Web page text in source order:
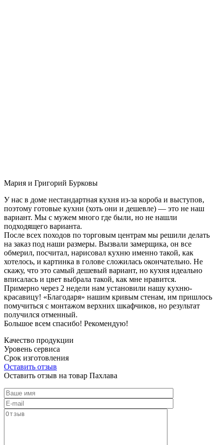
Мария и Григорий Бурковы
У нас в доме нестандартная кухня из-за короба и выступов,
поэтому готовые кухни (хоть они и дешевле) — это не наш
вариант. Мы с мужем много где были, но не нашли
подходящего варианта.
После всех походов по торговым центрам мы решили делать
на заказ под наши размеры. Вызвали замерщика, он все
обмерил, посчитал, нарисовал кухню именно такой, как
хотелось, и картинка в голове сложилась окончательно. Не
скажу, что это самый дешевый вариант, но кухня идеально
вписалась и цвет выбрала такой, как мне нравится.
Примерно через 2 недели нам установили нашу кухню-
красавицу! «Благодаря» нашим кривым стенам, им пришлось
помучиться с монтажом верхних шкафчиков, но результат
получился отменный.
Большое всем спасибо! Рекомендую!
Качество продукции
Уровень сервиса
Срок изготовления
Оставить отзыв
Оставить отзыв на товар Пахлава